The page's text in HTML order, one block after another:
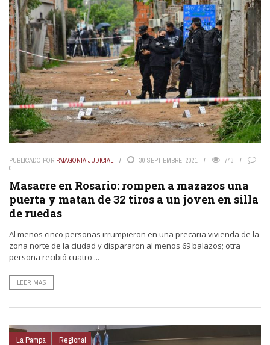
PUBLICADO POR PATAGONIA JUDICIAL 30 SEPTIEMBRE, 2021
743
0
Masacre en Rosario: rompen a mazazos una
puerta y matan de 32 tiros a un joven en silla
de ruedas
Al menos cinco personas irrumpieron en una precaria vivienda de la
zona norte de la ciudad y dispararon al menos 69 balazos; otra
persona recibió cuatro ...
LEER MAS
La Pampa Regional